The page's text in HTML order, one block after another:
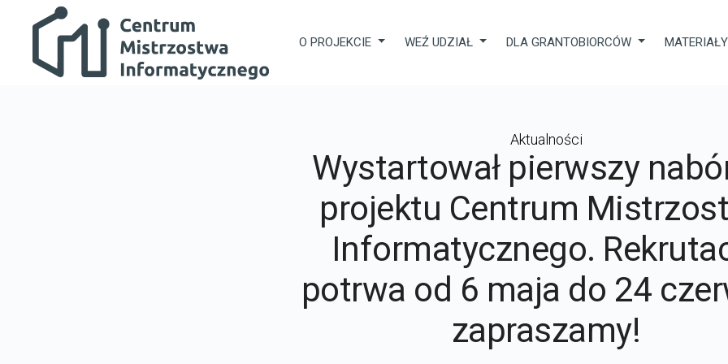
Przejdź do głównej zawartości
Centrum Mistrzostwa Informatycznego
O PROJEKCIE
WEŹ UDZIAŁ DLA GRANTOBIORCÓW MATERIAŁY
Aktualności
Wystartował pierwszy
projektu Centrum
Informatycznego.
potrwa od 6 maja do 24
zapraszamy!